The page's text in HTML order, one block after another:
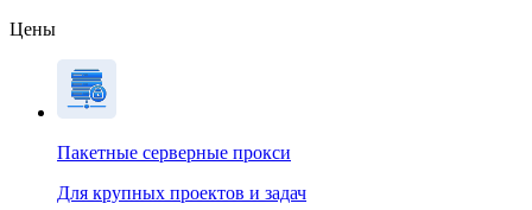
Цены
Пакетные серверные прокси
Для крупных проектов и задач